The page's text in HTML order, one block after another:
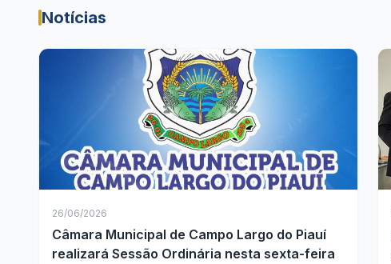
Notícias
26/06/2026
Câmara Municipal de Campo Largo do Piauí
realizará Sessão Ordinária nesta sexta-feira